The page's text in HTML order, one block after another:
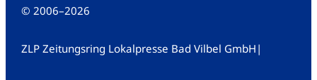
© 2006–2026
ZLP Zeitungsring Lokalpresse Bad Vilbel GmbH |